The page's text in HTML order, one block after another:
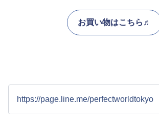
お買い物はこちら♬
https://page.line.me/perfectworldtokyo